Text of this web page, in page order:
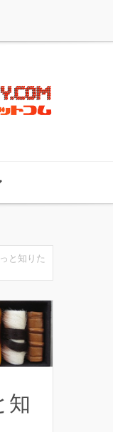
と知りた
知